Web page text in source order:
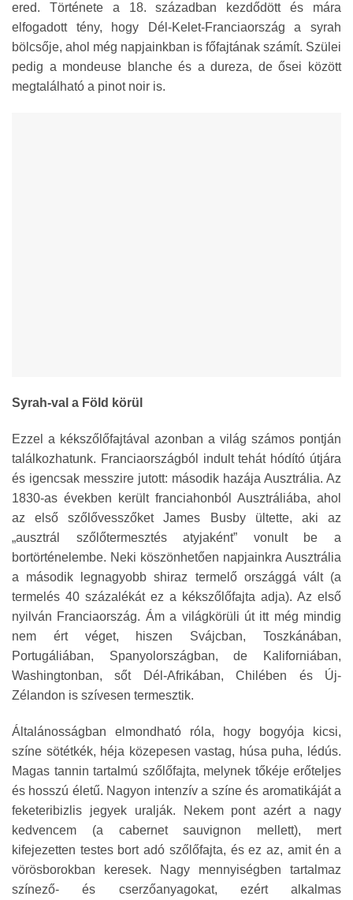
ered. Története a 18. században kezdődött és mára
elfogadott tény, hogy Dél-Kelet-Franciaország a syrah
bölcsője, ahol még napjainkban is főfajtának számít. Szülei
pedig a mondeuse blanche és a dureza, de ősei között
megtalálható a pinot noir is.
Syrah-val a Föld körül
Ezzel a kékszőlőfajtával azonban a világ számos pontján
találkozhatunk. Franciaországból indult tehát hódító útjára
és igencsak messzire jutott: második hazája Ausztrália. Az
1830-as években került franciahonból Ausztráliába, ahol
az első szőlővesszőket James Busby ültette, aki az
„ausztrál szőlőtermesztés atyjaként” vonult be a
bortörténelembe. Neki köszönhetően napjainkra Ausztrália
a második legnagyobb shiraz termelő országgá vált (a
termelés 40 százalékát ez a kékszőlőfajta adja). Az első
nyilván Franciaország. Ám a világkörüli út itt még mindig
nem ért véget, hiszen Svájcban, Toszkánában,
Portugáliában, Spanyolországban, de Kaliforniában,
Washingtonban, sőt Dél-Afrikában, Chilében és Új-
Zélandon is szívesen termesztik.
Általánosságban elmondható róla, hogy bogyója kicsi,
színe sötétkék, héja közepesen vastag, húsa puha, lédús.
Magas tannin tartalmú szőlőfajta, melynek tőkéje erőteljes
és hosszú életű. Nagyon intenzív a színe és aromatikáját a
feketeribizlis jegyek uralják. Nekem pont azért a nagy
kedvencem (a cabernet sauvignon mellett), mert
kifejezetten testes bort adó szőlőfajta, és ez az, amit én a
vörösborokban keresek. Nagy mennyiségben tartalmaz
színező- és cserzőanyagokat, ezért alkalmas